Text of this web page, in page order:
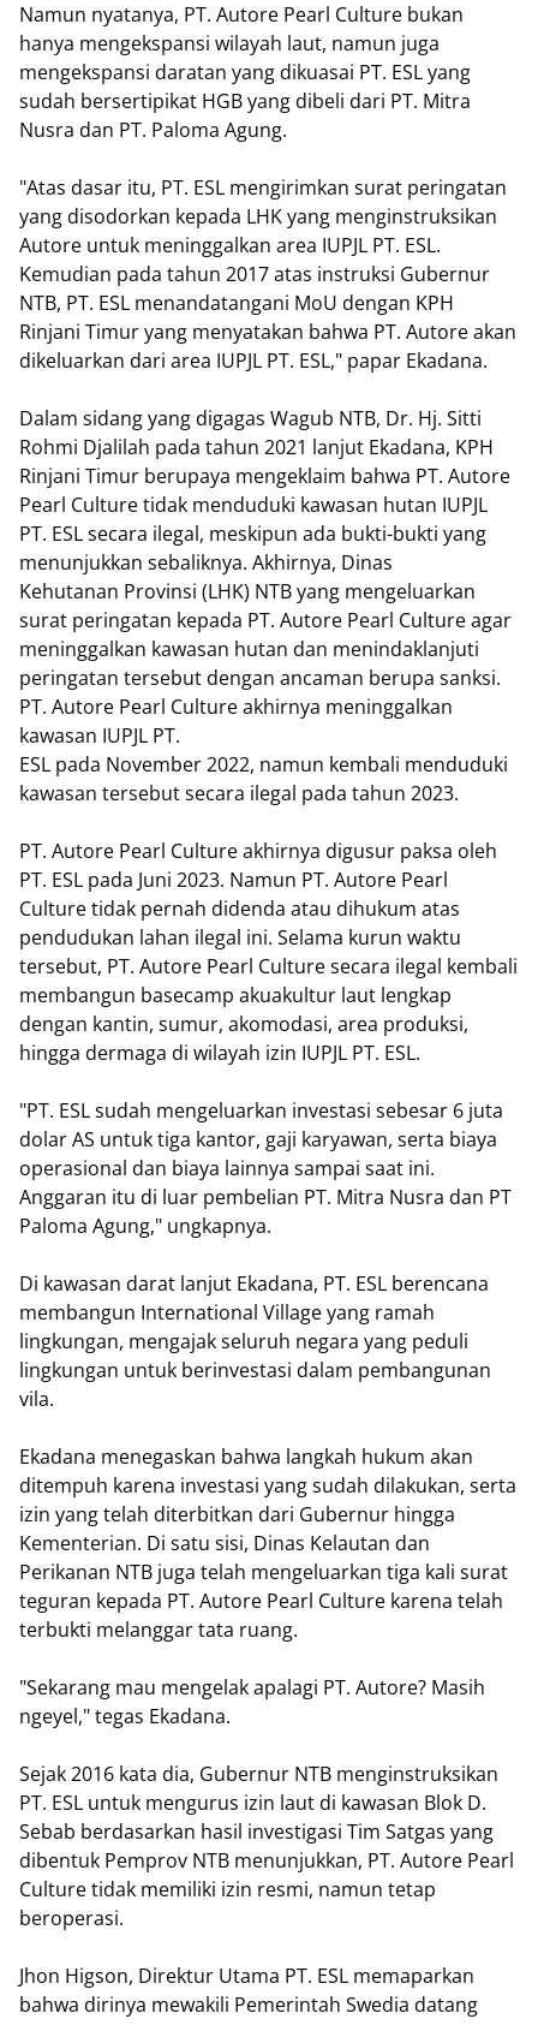
Namun nyatanya, PT. Autore Pearl Culture bukan
hanya mengekspansi wilayah laut, namun juga
mengekspansi daratan yang dikuasai PT. ESL yang
sudah bersertipikat HGB yang dibeli dari PT. Mitra
Nusra dan PT. Paloma Agung.
"Atas dasar itu, PT. ESL mengirimkan surat peringatan
yang disodorkan kepada LHK yang menginstruksikan
Autore untuk meninggalkan area IUPJL PT. ESL.
Kemudian pada tahun 2017 atas instruksi Gubernur
NTB, PT. ESL menandatangani MoU dengan KPH
Rinjani Timur yang menyatakan bahwa PT. Autore akan
dikeluarkan dari area IUPJL PT. ESL," papar Ekadana.
Dalam sidang yang digagas Wagub NTB, Dr. Hj. Sitti
Rohmi Djalilah pada tahun 2021 lanjut Ekadana, KPH
Rinjani Timur berupaya mengeklaim bahwa PT. Autore
Pearl Culture tidak menduduki kawasan hutan IUPJL
PT. ESL secara ilegal, meskipun ada bukti-bukti yang
menunjukkan sebaliknya. Akhirnya, Dinas
Kehutanan Provinsi (LHK) NTB yang mengeluarkan
surat peringatan kepada PT. Autore Pearl Culture agar
meninggalkan kawasan hutan dan menindaklanjuti
peringatan tersebut dengan ancaman berupa sanksi.
PT. Autore Pearl Culture akhirnya meninggalkan
kawasan IUPJL PT.
ESL pada November 2022, namun kembali menduduki
kawasan tersebut secara ilegal pada tahun 2023.
PT. Autore Pearl Culture akhirnya digusur paksa oleh
PT. ESL pada Juni 2023. Namun PT. Autore Pearl
Culture tidak pernah didenda atau dihukum atas
pendudukan lahan ilegal ini. Selama kurun waktu
tersebut, PT. Autore Pearl Culture secara ilegal kembali
membangun basecamp akuakultur laut lengkap
dengan kantin, sumur, akomodasi, area produksi,
hingga dermaga di wilayah izin IUPJL PT. ESL.
"PT. ESL sudah mengeluarkan investasi sebesar 6 juta
dolar AS untuk tiga kantor, gaji karyawan, serta biaya
operasional dan biaya lainnya sampai saat ini.
Anggaran itu di luar pembelian PT. Mitra Nusra dan PT
Paloma Agung," ungkapnya.
Di kawasan darat lanjut Ekadana, PT. ESL berencana
membangun International Village yang ramah
lingkungan, mengajak seluruh negara yang peduli
lingkungan untuk berinvestasi dalam pembangunan
vila.
Ekadana menegaskan bahwa langkah hukum akan
ditempuh karena investasi yang sudah dilakukan, serta
izin yang telah diterbitkan dari Gubernur hingga
Kementerian. Di satu sisi, Dinas Kelautan dan
Perikanan NTB juga telah mengeluarkan tiga kali surat
teguran kepada PT. Autore Pearl Culture karena telah
terbukti melanggar tata ruang.
"Sekarang mau mengelak apalagi PT. Autore? Masih
ngeyel," tegas Ekadana.
Sejak 2016 kata dia, Gubernur NTB menginstruksikan
PT. ESL untuk mengurus izin laut di kawasan Blok D.
Sebab berdasarkan hasil investigasi Tim Satgas yang
dibentuk Pemprov NTB menunjukkan, PT. Autore Pearl
Culture tidak memiliki izin resmi, namun tetap
beroperasi.
Jhon Higson, Direktur Utama PT. ESL memaparkan
bahwa dirinya mewakili Pemerintah Swedia datang